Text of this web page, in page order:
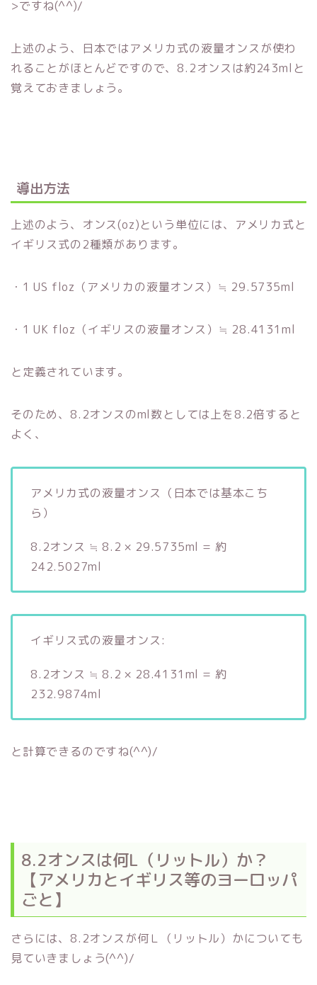
>ですね(^^)/
上述のよう、日本ではアメリカ式の液量オンスが使わ
れることがほとんどですので、8.2オンスは約243mlと
覚えておきましょう。
導出方法
上述のよう、オンス(oz)という単位には、アメリカ式と
イギリス式の2種類があります。
・1 US floz（アメリカの液量オンス）≒ 29.5735ml
・1 UK floz（イギリスの液量オンス）≒ 28.4131ml
と定義されています。
そのため、8.2オンスのml数としては上を8.2倍すると
よく、
アメリカ式の液量オンス（日本では基本こち
ら）
8.2オンス ≒ 8.2 × 29.5735ml = 約
242.5027ml
イギリス式の液量オンス:
8.2オンス ≒ 8.2 × 28.4131ml = 約
232.9874ml
と計算できるのですね(^^)/
8.2オンスは何L（リットル）か？
【アメリカとイギリス等のヨーロッパ
ごと】
さらには、8.2オンスが何Ｌ（リットル）かについても
見ていきましょう(^^)/